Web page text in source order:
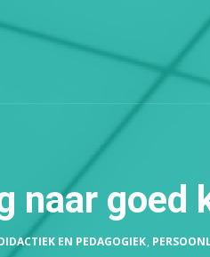
naar
EN PEDAGOGIEK,